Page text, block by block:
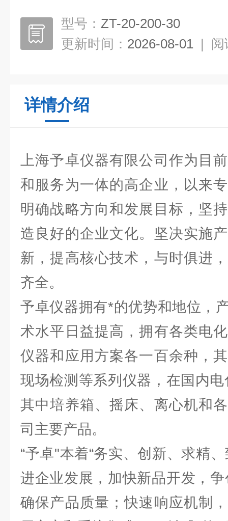
型号： ZT-20-200-30
更新时间： 2026-08-01 | 阅
详情介绍
上海予卓仪器有限公司作为目
和服务为一体的高企业，以来
明确战略方向和发展目标，坚
造良好的企业文化。坚决实施
新，提高核心技术，与时俱进
齐全。
予卓仪器拥有*的优势和地位，
术水平日益提高，拥有各类电
仪器和应用方案各一百余种，
现场检测等系列仪器，在国内
其中培养箱、摇床、离心机和
司主要产品。
“予卓"本着“务实、创新、求精
进企业发展，加快新品开发，
确保产品质量；快速响应机制